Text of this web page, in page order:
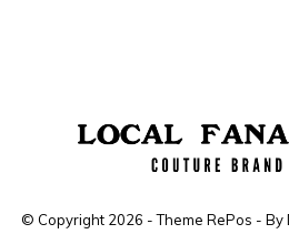
© Copyright 2026 - Theme RePos - By